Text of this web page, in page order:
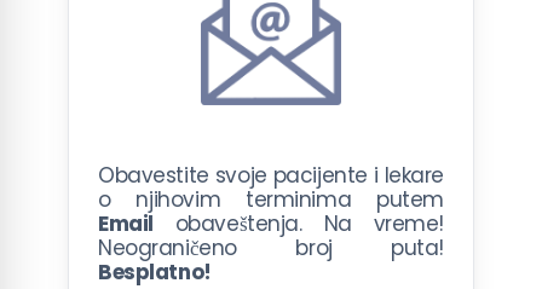
Obavestite svoje pacijente i lekare
o njihovim terminima putem
Email obaveštenja. Na vreme!
Neograničeno broj puta!
Besplatno!